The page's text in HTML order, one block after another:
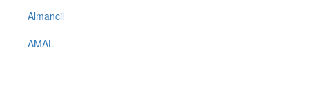
Almancil
AMAL